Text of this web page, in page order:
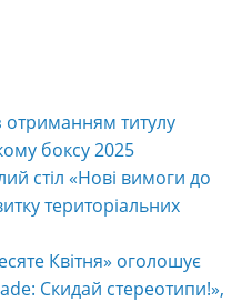
отриманням титулу
боксу 2025
стіл «Нові вимоги до
територіальних
Квітня» оголошує
Скидай стереотипи!»,